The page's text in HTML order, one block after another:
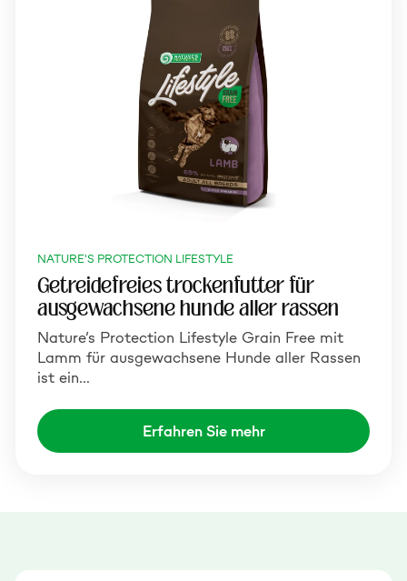
NATURE'S PROTECTION LIFESTYLE
Getreidefreies trockenfutter für
ausgewachsene hunde aller rassen
Nature’s Protection Lifestyle Grain Free mit
Lamm für ausgewachsene Hunde aller Rassen
ist ein…
Erfahren Sie mehr